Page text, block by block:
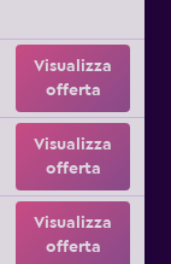
Visualizza
offerta
Visualizza
offerta
Visualizza
offerta